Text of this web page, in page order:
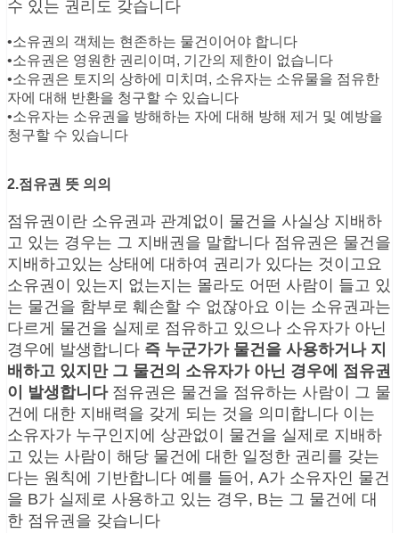
수 있는 권리도 갖습니다
•소유권의 객체는 현존하는 물건이어야 합니다
•소유권은 영원한 권리이며, 기간의 제한이 없습니다
•소유권은 토지의 상하에 미치며, 소유자는 소유물을 점유한
자에 대해 반환을 청구할 수 있습니다
•소유자는 소유권을 방해하는 자에 대해 방해 제거 및 예방을
청구할 수 있습니다
2.점유권 뜻 의의
점유권이란 소유권과 관계없이 물건을 사실상 지배하
고 있는 경우는 그 지배권을 말합니다 점유권은 물건을
지배하고있는 상태에 대하여 권리가 있다는 것이고요
소유권이 있는지 없는지는 몰라도 어떤 사람이 들고 있
는 물건을 함부로 훼손할 수 없잖아요 이는 소유권과는
다르게 물건을 실제로 점유하고 있으나 소유자가 아닌
경우에 발생합니다 즉 누군가가 물건을 사용하거나 지
배하고 있지만 그 물건의 소유자가 아닌 경우에 점유권
이 발생합니다 점유권은 물건을 점유하는 사람이 그 물
건에 대한 지배력을 갖게 되는 것을 의미합니다 이는
소유자가 누구인지에 상관없이 물건을 실제로 지배하
고 있는 사람이 해당 물건에 대한 일정한 권리를 갖는
다는 원칙에 기반합니다 예를 들어, A가 소유자인 물건
을 B가 실제로 사용하고 있는 경우, B는 그 물건에 대
한 점유권을 갖습니다